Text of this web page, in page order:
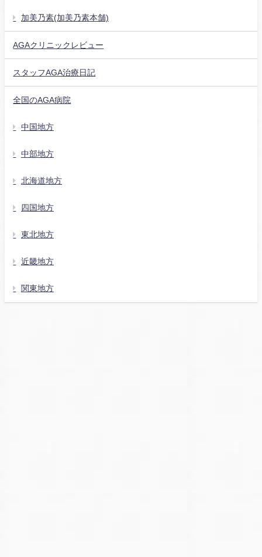
加美乃素(加美乃素本舗)
AGAクリニックレビュー
スタッフAGA治療日記
全国のAGA病院
中国地方
中部地方
北海道地方
四国地方
東北地方
近畿地方
関東地方